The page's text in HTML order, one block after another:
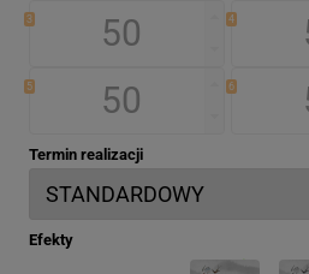
3 4
5 6
Termin realizacji
Efekty